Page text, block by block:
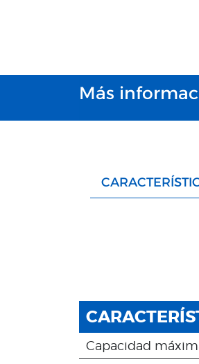
Más
Capacidad